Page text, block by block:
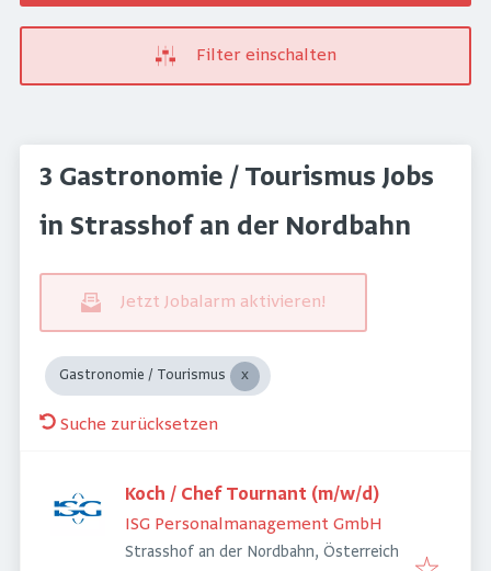
Filter einschalten
3 Gastronomie / Tourismus Jobs
in Strasshof an der Nordbahn
Jetzt Jobalarm aktivieren!
Gastronomie / Tourismus
Suche zurücksetzen
Koch / Chef Tournant (m/w/d)
ISG Personalmanagement GmbH
Strasshof an der Nordbahn, Österreich